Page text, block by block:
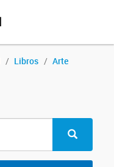
Libros
Arte